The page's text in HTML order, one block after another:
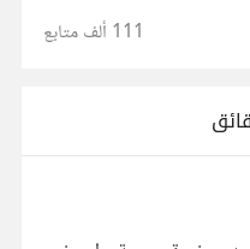
111 ألف متابع